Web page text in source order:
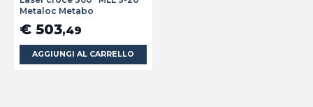
Metaloc Metabo
€ 503,49
AGGIUNGI AL CARRELLO